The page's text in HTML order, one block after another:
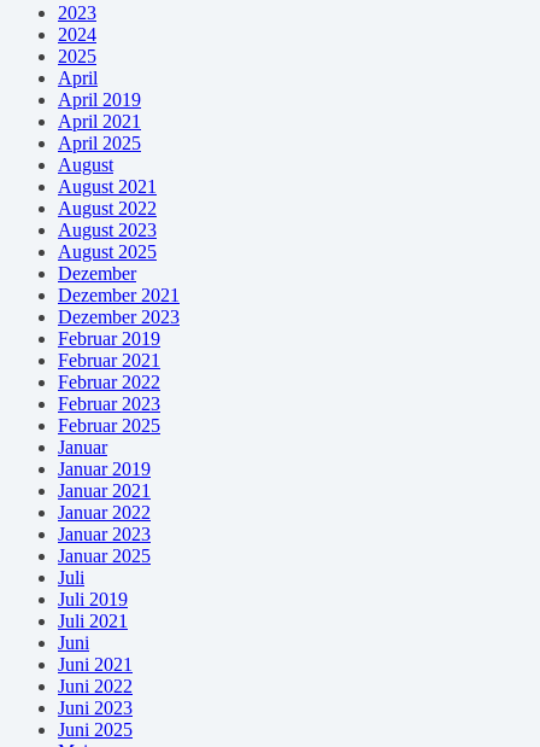
2023
2024
2025
April
April 2019
April 2021
April 2025
August
August 2021
August 2022
August 2023
August 2025
Dezember
Dezember 2021
Dezember 2023
Februar 2019
Februar 2021
Februar 2022
Februar 2023
Februar 2025
Januar
Januar 2019
Januar 2021
Januar 2022
Januar 2023
Januar 2025
Juli
Juli 2019
Juli 2021
Juni
Juni 2021
Juni 2022
Juni 2023
Juni 2025